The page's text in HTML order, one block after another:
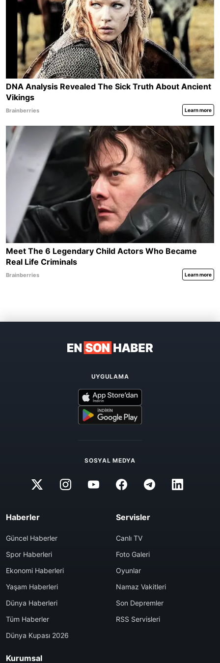
UYGULAMA
SOSYAL MEDYA
Haberler
Güncel Haberler
Spor Haberleri
Ekonomi Haberleri
Yaşam Haberleri
Dünya Haberleri
Tüm Haberler
Dünya Kupası 2026
Servisler
Canlı TV
Foto Galeri
Oyunlar
Namaz Vakitleri
Son Depremler
RSS Servisleri
Kurumsal